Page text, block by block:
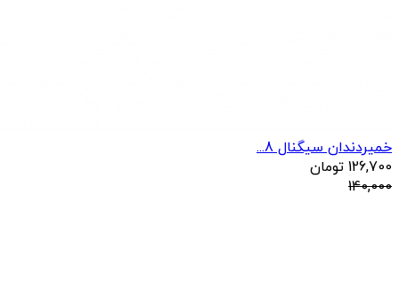
خمیردندان سیگنال 8...
126,700 تومان
140,000